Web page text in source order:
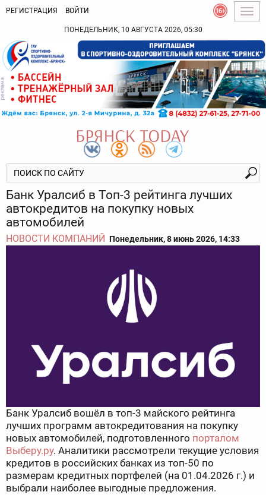
РЕГИСТРАЦИЯ ВОЙТИ
ПОНЕДЕЛЬНИК, 10 АВГУСТА 2026, 05:30
Банк Уралсиб в Топ-3 рейтинга лучших
автокредитов на покупку новых
автомобилей
НОВОСТИ КОМПАНИЙ Понедельник, 8 июнь 2026, 14:33
Банк Уралсиб вошёл в топ-3 майского рейтинга
лучших программ автокредитования на покупку
новых автомобилей, подготовленного порталом
Выберу.ру. Аналитики рассмотрели текущие условия
кредитов в российских банках из топ-50 по
размерам кредитных портфелей (на 01.04.2026 г.) и
выбрали наиболее выгодные предложения.